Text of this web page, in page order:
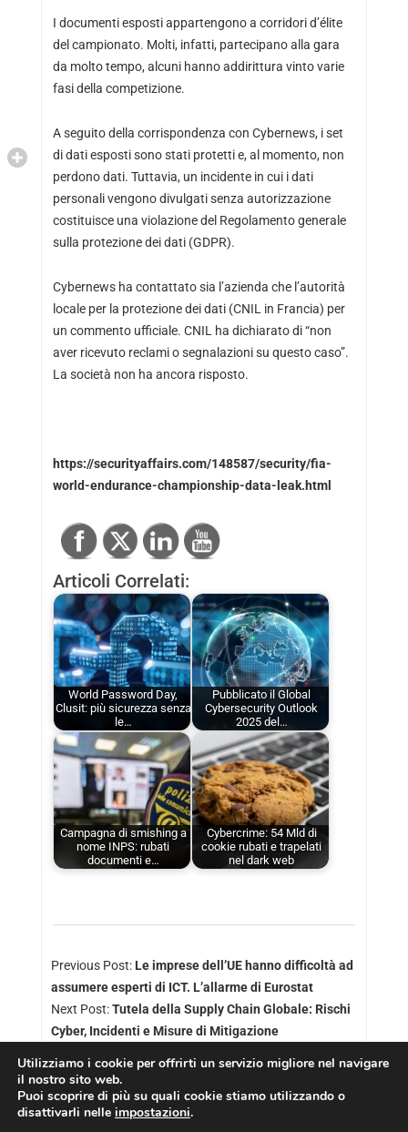
I documenti esposti appartengono a corridori d’élite
del campionato. Molti, infatti, partecipano alla gara
da molto tempo, alcuni hanno addirittura vinto varie
fasi della competizione.
A seguito della corrispondenza con Cybernews, i set
di dati esposti sono stati protetti e, al momento, non
perdono dati. Tuttavia, un incidente in cui i dati
personali vengono divulgati senza autorizzazione
costituisce una violazione del Regolamento generale
sulla protezione dei dati (GDPR).
Cybernews ha contattato sia l’azienda che l’autorità
locale per la protezione dei dati (CNIL in Francia) per
un commento ufficiale. CNIL ha dichiarato di “non
aver ricevuto reclami o segnalazioni su questo caso”.
La società non ha ancora risposto.
https://securityaffairs.com/148587/security/fia-
world-endurance-championship-data-leak.html
Articoli Correlati:
World Password Day,
Clusit: più sicurezza senza
le…
Pubblicato il Global
Cybersecurity Outlook
2025 del…
Campagna di smishing a
nome INPS: rubati
documenti e…
Cybercrime: 54 Mld di
cookie rubati e trapelati
nel dark web
Previous Post: Le imprese dell’UE hanno difficoltà ad
assumere esperti di ICT. L’allarme di Eurostat
Next Post:Tutela della Supply Chain Globale: Rischi
Cyber, Incidenti e Misure di Mitigazione
Utilizziamo i cookie per offrirti un servizio migliore nel navigare
il nostro sito web.
Puoi scoprire di più su quali cookie stiamo utilizzando o
disattivarli nelle impostazioni.